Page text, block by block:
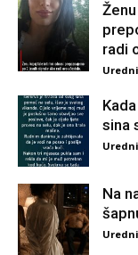
radi
sina
Na